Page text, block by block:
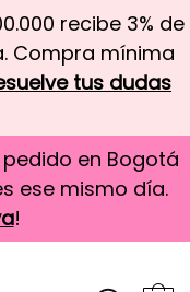
recibe 3% de
Compra mínima
tus dudas
en Bogotá
ese mismo día.
!